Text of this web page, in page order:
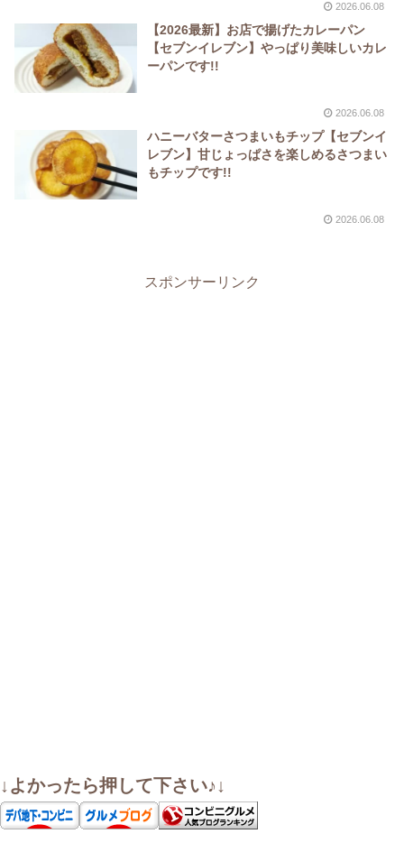
2026.06.08
【2026最新】お店で揚げたカレーパン
【セブンイレブン】やっぱり美味しいカレ
ーパンです!!
2026.06.08
ハニーバターさつまいもチップ【セブンイ
レブン】甘じょっぱさを楽しめるさつまい
もチップです!!
2026.06.08
スポンサーリンク
↓よかったら押して下さい♪↓